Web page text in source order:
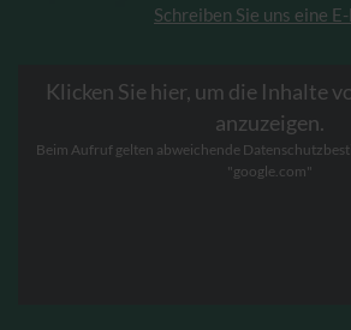
Schreiben Sie uns eine
Klicken Sie hier, um die Inhalte
anzuzeigen.
Beim Aufruf gelten abweichende
"google.com"